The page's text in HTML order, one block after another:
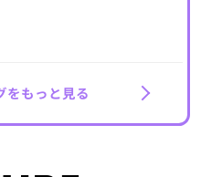
をもっと見る